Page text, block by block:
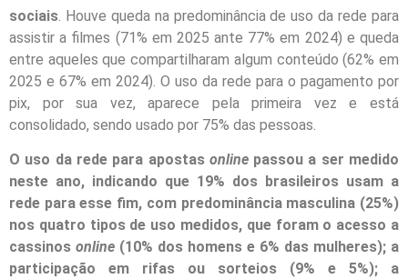
sociais. Houve queda na predominância de uso da rede para
assistir a filmes (71% em 2025 ante 77% em 2024) e queda
entre aqueles que compartilharam algum conteúdo (62% em
2025 e 67% em 2024). O uso da rede para o pagamento por
pix, por sua vez, aparece pela primeira vez e está
consolidado, sendo usado por 75% das pessoas.
O uso da rede para apostas onlinepassou a ser medido
neste ano, indicando que 19% dos brasileiros usam a
rede para esse fim, com predominância masculina (25%)
nos quatro tipos de uso medidos, que foram o acesso a
cassinos online (10% dos homens e 6% das mulheres); a
participação em rifas ou sorteios (9% e 5%); a